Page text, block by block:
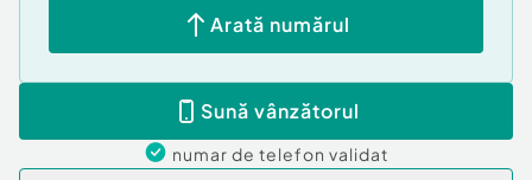
✔️ Acces facil către centrul orașului, Torontalului și
Pentru mai multe detalii sau pentru programarea
unei vizionări, vă invităm să ne contactați.
Cod ofertă / ID BLITZ: P163693
Id intern: P163693
Arată numărul
Sună vânzătorul
numar de telefon validat